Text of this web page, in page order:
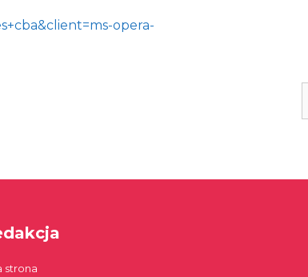
opera-
strona